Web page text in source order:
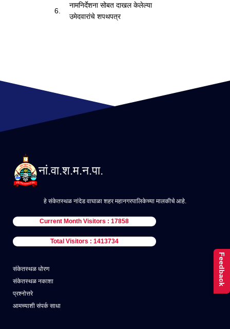
6.
नामनिर्देशना सोबत दाखल केलेल्या
उमेदवारांचे शपथपत्र
नां.वा.श.म.न.पा.
हे संकेतस्थळ नांदेड वाघाळा शहर महानगरपालिकेच्या मालकीचे आहे.
Current Month Visitors : 17858
Total Visitors : 1413734
संकेतस्थळ धोरण
संकेतस्थळ नकाशा
प्रश्नोत्तरे
आमच्याशी संपर्क साधा
Feedback